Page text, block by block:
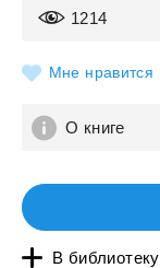
1214
Мне нравится
О книге
В библиотеку